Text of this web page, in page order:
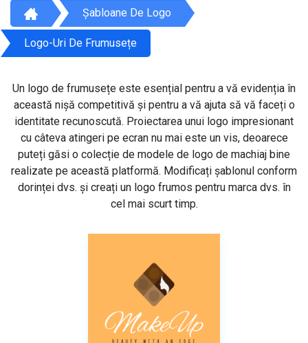
Șabloane De Logo
Logo-Uri De Frumusețe
Un logo de frumusețe este esențial pentru a vă evidenția în
această nișă competitivă și pentru a vă ajuta să vă faceți o
identitate recunoscută. Proiectarea unui logo impresionant
cu câteva atingeri pe ecran nu mai este un vis, deoarece
puteți găsi o colecție de modele de logo de machiaj bine
realizate pe această platformă. Modificați șablonul conform
dorinței dvs. și creați un logo frumos pentru marca dvs. în
cel mai scurt timp.